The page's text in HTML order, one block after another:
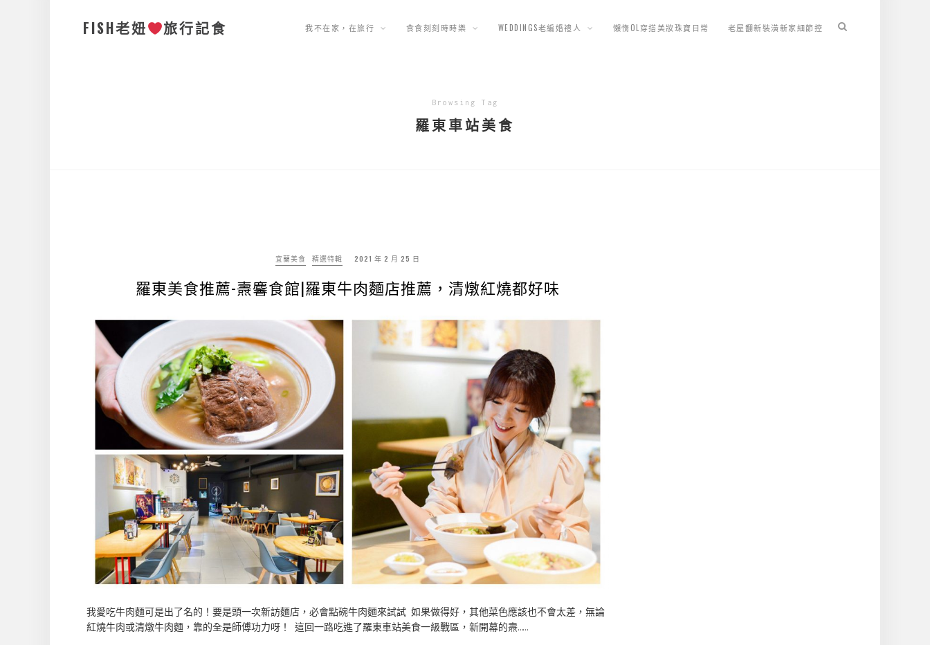
FISH老妞 旅行記食 我不在家，在旅行 食食刻刻時時樂 WEDDINGS老編婚禮人 懶惰OL穿搭美妝珠寶日常 老屋翻新裝潢新家細節控
Browsing Tag
羅東車站美食
宜蘭美食 精選特輯 2021 年 2 月 25 日
羅東美食推薦-燾麘食館|羅東牛肉麵店推薦，清燉紅燒都好味
我愛吃牛肉麵可是出了名的！要是頭一次新訪麵店，必會點碗牛肉麵來試試 如果做得好，其他菜色應該也不會太差，無論
紅燒牛肉或清燉牛肉麵，靠的全是師傅功力呀！ 這回一路吃進了羅東車站美食一級戰區，新開幕的燾……